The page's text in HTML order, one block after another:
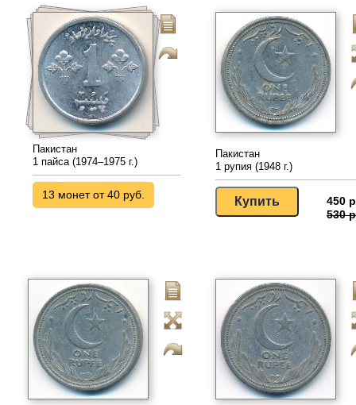
Пакистан
1 пайса (1974–1975 г.)
13 монет от 40 руб.
Пакистан
1 рупия (1948 г.)
450
530